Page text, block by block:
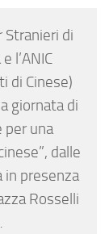
Stranieri di
l’ANIC
di Cinese)
giornata di
per una
dalle
in presenza
Rosselli